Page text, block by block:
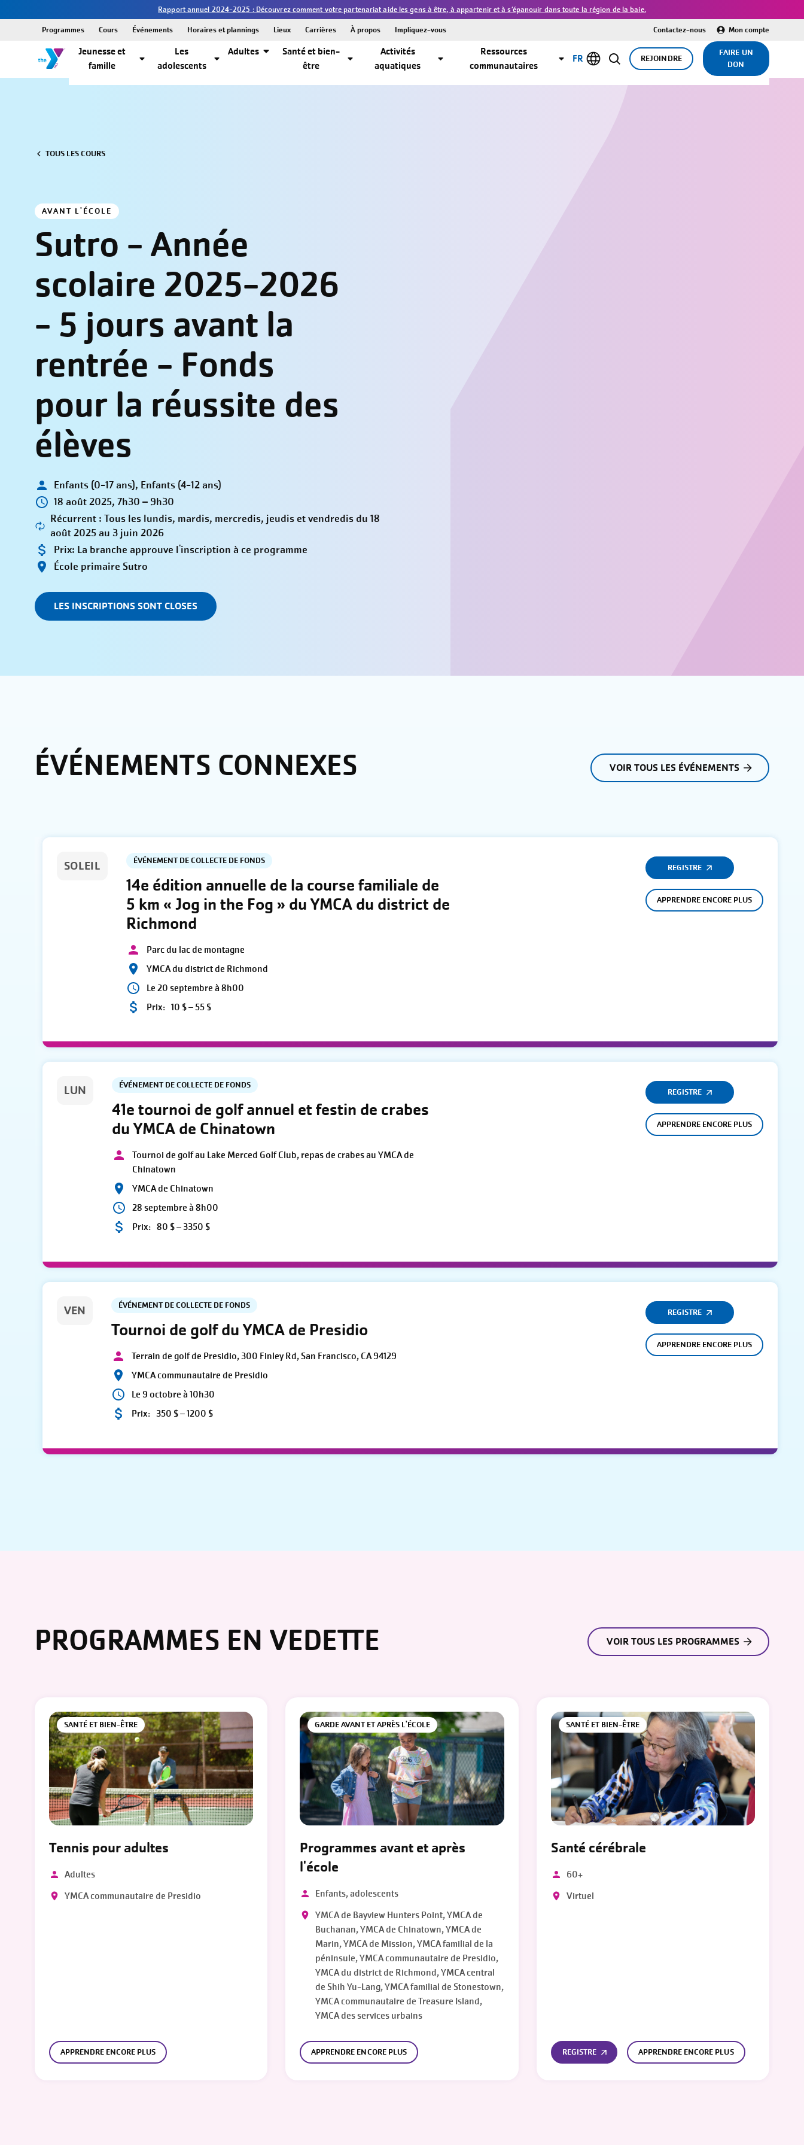
Rapport annuel 2024-2025 : Découvrez comment votre partenariat aide les gens à être, à appartenir et à s’épanouir dans toute la région de la baie.
Jeunesse et
famille
Les
adolescents
Adultes
Santé et bien-
être
Activités
aquatiques
Ressources
communautaires
REJOINDRE
FAIRE UN
DON
Programmes Cours Événements Horaires et plannings Lieux Carrières À propos Impliquez-vous Contactez-nous Mon compte
FR
TOUS LES COURS
AVANT L'ÉCOLE
Sutro - Année
scolaire 2025-2026
- 5 jours avant la
rentrée - Fonds
pour la réussite des
élèves
Enfants (0-17 ans), Enfants (4-12 ans)
18 août 2025, 7h30 – 9h30
Récurrent : Tous les lundis, mardis, mercredis, jeudis et vendredis du 18
août 2025 au 3 juin 2026
Prix: La branche approuve l'inscription à ce programme
École primaire Sutro
LES INSCRIPTIONS SONT CLOSES
ÉVÉNEMENTS CONNEXES VOIR TOUS LES ÉVÉNEMENTS
SOLEIL ÉVÉNEMENT DE COLLECTE DE FONDS
14e édition annuelle de la course familiale de
5 km « Jog in the Fog » du YMCA du district de
Richmond
Parc du lac de montagne
YMCA du district de Richmond
Le 20 septembre à 8h00
Prix: 10 $ – 55 $
REGISTRE
APPRENDRE ENCORE PLUS
LUN ÉVÉNEMENT DE COLLECTE DE FONDS
41e tournoi de golf annuel et festin de crabes
du YMCA de Chinatown
Tournoi de golf au Lake Merced Golf Club, repas de crabes au YMCA de
Chinatown
YMCA de Chinatown
28 septembre à 8h00
Prix: 80 $ – 3350 $
REGISTRE
APPRENDRE ENCORE PLUS
VEN ÉVÉNEMENT DE COLLECTE DE FONDS
Tournoi de golf du YMCA de Presidio
Terrain de golf de Presidio, 300 Finley Rd, San Francisco, CA 94129
YMCA communautaire de Presidio
Le 9 octobre à 10h30
Prix: 350 $ – 1200 $
REGISTRE
APPRENDRE ENCORE PLUS
PROGRAMMES EN VEDETTE VOIR TOUS LES PROGRAMMES
SANTÉ ET BIEN-ÊTRE
Tennis pour adultes
Adultes
YMCA communautaire de Presidio
APPRENDRE ENCORE PLUS
GARDE AVANT ET APRÈS L'ÉCOLE
Programmes avant et après
l'école
Enfants, adolescents
YMCA de Bayview Hunters Point, YMCA de
Buchanan, YMCA de Chinatown, YMCA de
Marin, YMCA de Mission, YMCA familial de la
péninsule, YMCA communautaire de Presidio,
YMCA du district de Richmond, YMCA central
de Shih Yu-Lang, YMCA familial de Stonestown,
YMCA communautaire de Treasure Island,
YMCA des services urbains
APPRENDRE ENCORE PLUS
SANTÉ ET BIEN-ÊTRE
Santé cérébrale
60+
Virtuel
REGISTRE APPRENDRE ENCORE PLUS